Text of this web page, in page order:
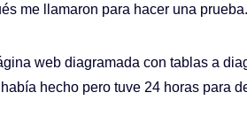
me llamaron para hacer una prueba.
web diagramada con tablas a
hecho pero tuve 24 horas para